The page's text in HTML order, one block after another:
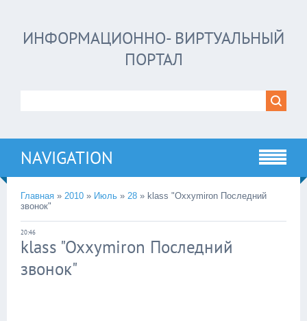
ИНФОРМАЦИОННО- ВИРТУАЛЬНЫЙ
ПОРТАЛ
NAVIGATION
Главная » 2010 » Июль » 28 » klass "Oxxymiron Последний
звонок"
20:46
klass "Oxxymiron Последний
звонок"